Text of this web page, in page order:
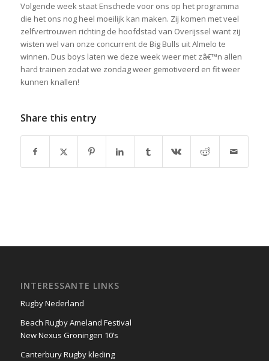
Volgende week staat Enschede voor ons op het programma
die het ons nog heel moeilijk kan maken. Zij komen met veel
zelfvertrouwen richting de hoofdstad van Overijssel want zij
wisten wel van onze concurrent de Big Bulls uit Almelo te
winnen. Dus boys laten we deze week weer met zâ€™n allen
hard trainen zodat we zondag weer gemotiveerd en fit weer
kunnen knallen!
Share this entry
INTERESSANTE LINKS
Rugby Nederland
Beach Rugby Ameland Festival
New Nexus Groningen 10’s
Canterbury Rugby kleding